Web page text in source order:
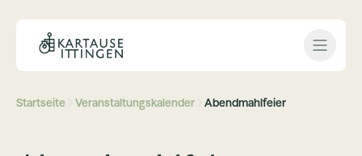
Open
Startseite Veranstaltungskalender Abendmahlfeier